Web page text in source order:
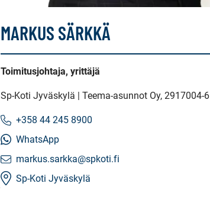
MARKUS SÄRKKÄ
Toimitusjohtaja, yrittäjä
Sp-Koti Jyväskylä | Teema-asunnot Oy, 2917004-6
+358 44 245 8900
WhatsApp
markus.sarkka@spkoti.fi
Sp-Koti Jyväskylä